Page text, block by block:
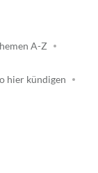
A-Z
hier kündigen